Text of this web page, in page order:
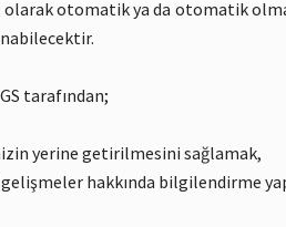
olarak otomatik ya da otomatik
tarafından;
yerine getirilmesini sağlamak,
hakkında bilgilendirme